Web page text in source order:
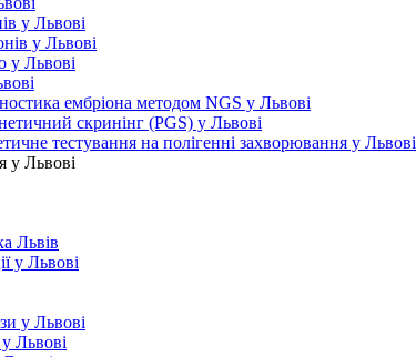
у Львові
у Львові
у Львові
ембріона методом NGS у Львові
скринінг (PGS) у Львові
тестування на полігенні захворювання у Львові
у Львові
Львів
у Львові
у Львові
Львові